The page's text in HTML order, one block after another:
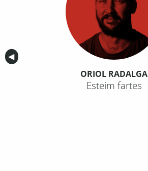
Anterior
◀︎
ORIOL RADALGA
Esteim fartes